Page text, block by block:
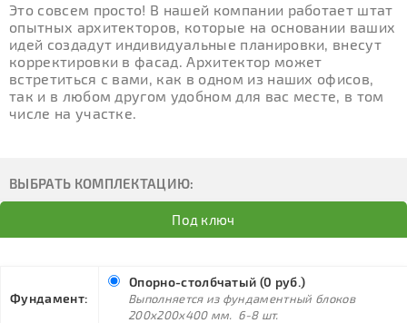
Это совсем просто! В нашей компании работает штат
опытных архитекторов, которые на основании ваших
идей создадут индивидуальные планировки, внесут
корректировки в фасад. Архитектор может
встретиться с вами, как в одном из наших офисов,
так и в любом другом удобном для вас месте, в том
числе на участке.
ВЫБРАТЬ КОМПЛЕКТАЦИЮ:
Под ключ
Фундамент:
Опорно-столбчатый (0 руб.)
Выполняется из фундаментный блоков
200х200х400 мм. 6-8 шт.